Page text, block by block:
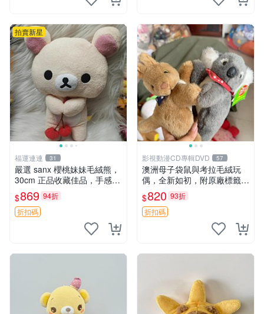
拍賣新星
福運連連 31
嚴選 sanx 櫻桃妹妹毛絨熊，
30cm 正品收藏佳品，手感極
軟，適合贈送與收藏 櫻桃妹
妹、sanx、毛絨熊
$869 94折
折扣碼
影視動漫CD專輯DVD 57
澳洲母子袋鼠與考拉毛絨玩
偶，全新如初，附原廠標籤，
手感極軟，適合贈送親朋好
友。袋鼠與考拉正版，精緻尺
寸，適合作為收藏或家飾擺
設，增添暖意。 母子、袋
$820 93折
折扣碼